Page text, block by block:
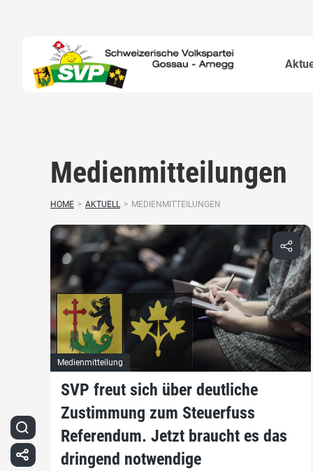
Medienmitteilungen
HOME > AKTUELL > MEDIENMITTEILUNGEN
Medienmitteilung
SVP freut sich über deutliche
Zustimmung zum Steuerfuss
Referendum. Jetzt braucht es das
dringend notwendige